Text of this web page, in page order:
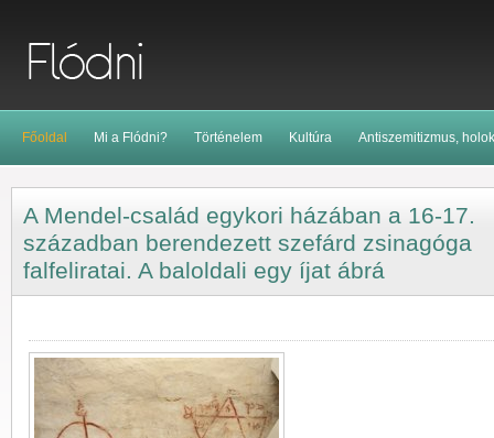
Főoldal Mi a Flódni? Történelem Kultúra Antiszemitizmus,
A Mendel-család egykori házában a 16-17.
században berendezett szefárd zsinagóga
falfeliratai. A baloldali egy íjat ábrá